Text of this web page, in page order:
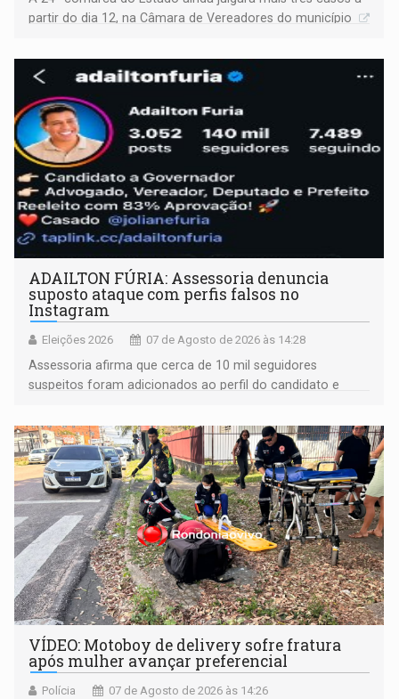
partir do dia 12, na Câmara de Vereadores do município
ADAILTON FÚRIA: Assessoria denuncia
suposto ataque com perfis falsos no
Instagram
Eleições 2026 07 de Agosto de 2026 às 14:28
Assessoria afirma que cerca de 10 mil seguidores
suspeitos foram adicionados ao perfil do candidato e
remover as contas
VÍDEO: Motoboy de delivery sofre fratura
após mulher avançar preferencial
Polícia 07 de Agosto de 2026 às 14:26